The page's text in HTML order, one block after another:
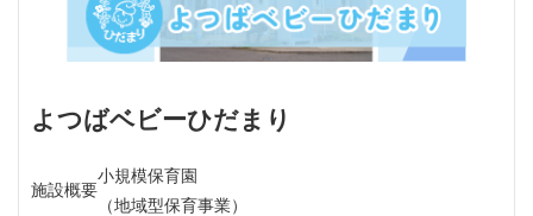
よつばベビーひだまり
施設概要
小規模保育園
（地域型保育事業）